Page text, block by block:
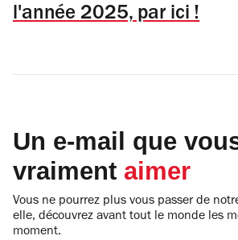
l'année 2025, par ici !
Un e-mail que
vraiment aimer
Vous ne pourrez plus vous passer de
elle, découvrez avant tout le monde les
moment.